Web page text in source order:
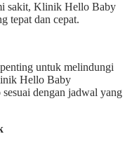
sakit, Klinik Hello Baby
tepat dan cepat.
untuk melindungi
Hello Baby
dengan jadwal yang